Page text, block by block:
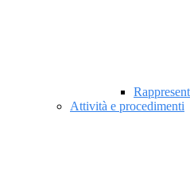
Attività e procedimenti